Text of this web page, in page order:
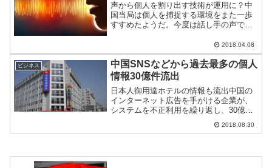
声から個人を割り出す技術が運用に？中
国当局は個人を捕捉する環境をまた一歩
すすめたようだ。今度は話し手の声で個
帯はもちろん、SNSアプリなどでアカウ
ントを借りて話をしても身バレするの
だ。なにをどうやっても特...
2018.04.08
ビジネス
中国SNSなどから過去最多の個人
情報30億件流出
日本人御用達ホテルの情報も流出中国の
インターネット広告を手がける企業が、
システムを不正利用を繰り返し、30億件
近い個人情報を販売していたとして警察
当局が捜査に乗り出している。アカウン
2018.08.30